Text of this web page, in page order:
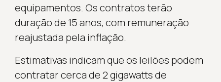
equipamentos. Os contratos terão
duração de 15 anos, com remuneração
reajustada pela inflação.
Estimativas indicam que os leilões podem
contratar cerca de 2 gigawatts de